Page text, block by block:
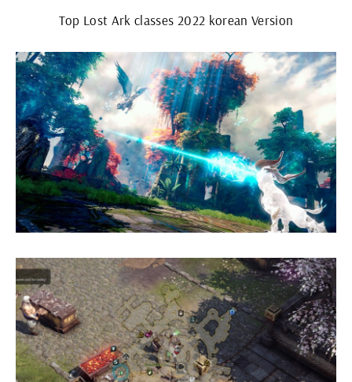
Top Lost Ark classes 2022 korean Version